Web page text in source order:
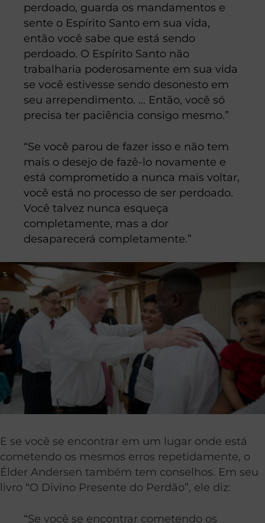
perdoado, guarda os mandamentos e
sente o Espírito Santo em sua vida,
então você sabe que está sendo
perdoado. O Espírito Santo não
trabalharia poderosamente em sua vida
se você estivesse sendo desonesto em
seu arrependimento. … Então, você só
precisa ter paciência consigo mesmo.”
“Se você parou de fazer isso e não tem
mais o desejo de fazê-lo novamente e
está comprometido a nunca mais voltar,
você está no processo de ser perdoado.
Você talvez nunca esqueça
completamente, mas a dor
desaparecerá completamente.”
E se você se encontrar em um lugar onde está
cometendo os mesmos erros repetidamente, o
Élder Andersen também tem conselhos. Em seu
livro “O Divino Presente do Perdão”, ele diz:
“Se você se encontrar cometendo os